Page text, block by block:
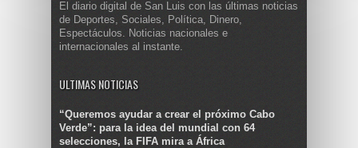
El diario digital de San Luis con las últimas noticias
de Deportes, Sociales, Política, Dinero,
Espectáculos. Noticias nacionales e
internacionales al instante.
ULTIMAS NOTICIAS
“Queremos ayudar a crear el próximo Cabo
Verde”: para la idea del mundial con 64
selecciones, la FIFA mira a África